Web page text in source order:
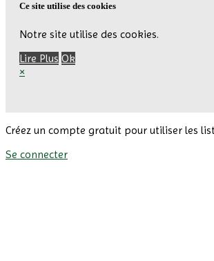
Ce site utilise des cookies
Notre site utilise des cookies.
Lire Plus Ok
×
Créez un compte gratuit pour utiliser les
Se connecter